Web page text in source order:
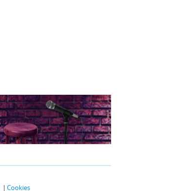
Cookies